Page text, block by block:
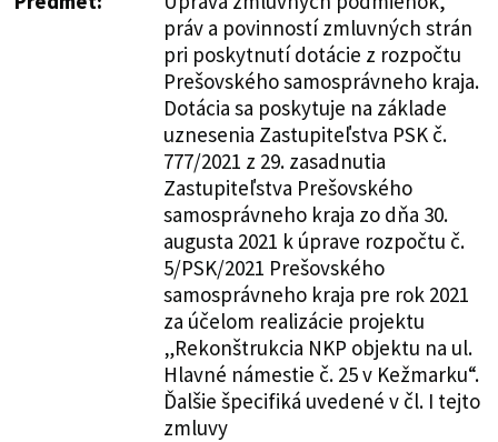
práv a povinností zmluvných strán
pri poskytnutí dotácie z rozpočtu
Prešovského samosprávneho kraja.
Dotácia sa poskytuje na základe
uznesenia Zastupiteľstva PSK č.
777/2021 z 29. zasadnutia
Zastupiteľstva Prešovského
samosprávneho kraja zo dňa 30.
augusta 2021 k úprave rozpočtu č.
5/PSK/2021 Prešovského
samosprávneho kraja pre rok 2021
za účelom realizácie projektu
„Rekonštrukcia NKP objektu na ul.
Hlavné námestie č. 25 v Kežmarku“.
Ďalšie špecifiká uvedené v čl. I tejto
zmluvy